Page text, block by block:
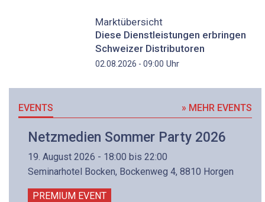
Marktübersicht
Diese Dienstleistungen erbringen
Schweizer Distributoren
02.08.2026 - 09:00 Uhr
EVENTS » MEHR EVENTS
Netzmedien Sommer Party 2026
19. August 2026 - 18:00 bis 22:00
Seminarhotel Bocken, Bockenweg 4, 8810 Horgen
PREMIUM EVENT